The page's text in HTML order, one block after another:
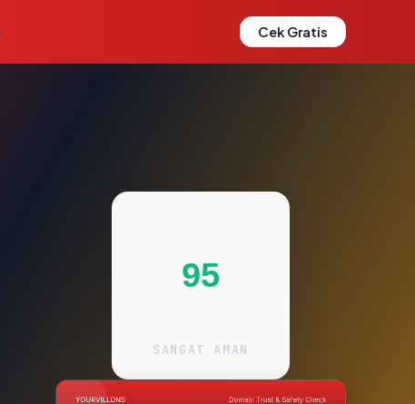
Cek Gratis
95
SANGAT AMAN